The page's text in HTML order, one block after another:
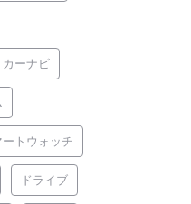
カーナビ
ートウォッチ
ドライブ